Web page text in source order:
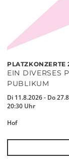
PLATZKONZERTE
EIN DIVERSES
PUBLIKUM
Di 11.8.2026 - Do
20:30 Uhr
Hof